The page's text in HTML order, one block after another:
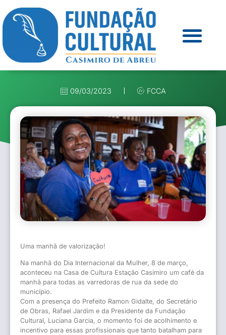
09/03/2023 FCCA
Uma manhã de valorização!
Na manhã do Dia Internacional da Mulher, 8 de março,
aconteceu na Casa de Cultura Estação Casimiro um café da
manhã para todas as varredoras de rua da sede do
município.
Com a presença do Prefeito Ramon Gidalte, do Secretário
de Obras, Rafael Jardim e da Presidente da Fundação
Cultural, Luciana Garcia, o momento foi de acolhimento e
incentivo para essas profissionais que tanto batalham para